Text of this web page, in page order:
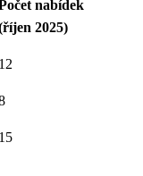
nabídek
2025)
12
15